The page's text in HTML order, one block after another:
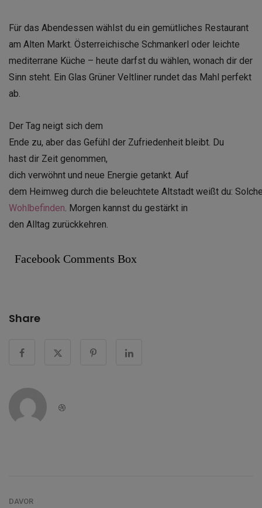
Für das Abendessen wählst du ein gemütliches Restaurant
am Alten Markt. Österreichische Schmankerl oder leichte
mediterrane Küche – heute darfst du wählen, wonach dir der
Sinn steht. Ein Glas Grüner Veltliner rundet das Mahl perfekt
ab.
Der Tag neigt sich dem
Ende zu, aber das Gefühl der Zufriedenheit bleibt. Du
hast dir Zeit genommen,
dich verwöhnt und neue Energie getankt. Auf
dem Heimweg durch die beleuchtete Altstadt weißt du:
Wohlbefinden. Morgen kannst du gestärkt in
den Alltag zurückkehren.
Facebook Comments Box
Share
Dribbble
DAVOR